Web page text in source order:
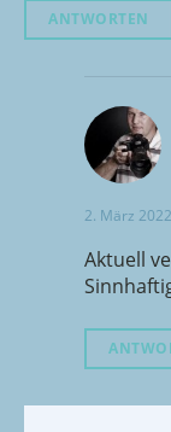
ANTWORTEN
2. März
Aktuell